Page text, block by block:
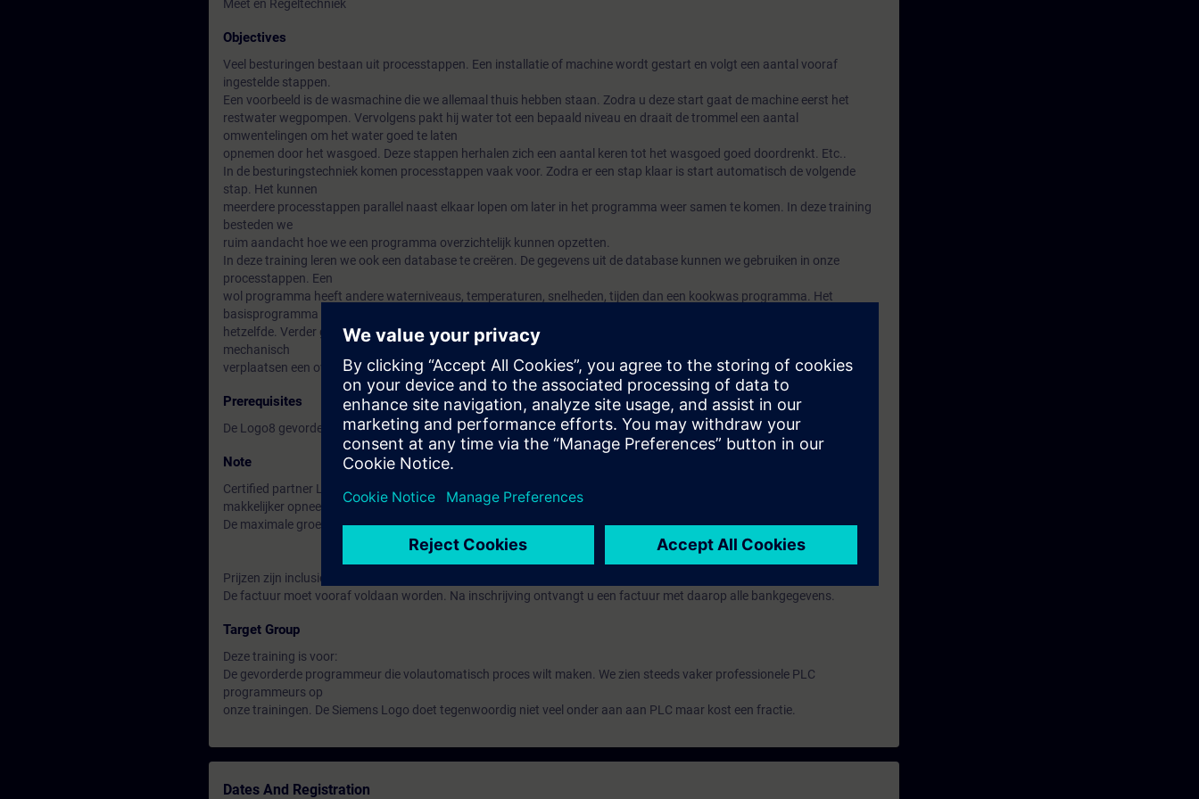
Meet en Regeltechniek
Objectives
Veel besturingen bestaan uit processtappen. Een installatie of machine wordt gestart en volgt een aantal vooraf
ingestelde stappen.
Een voorbeeld is de wasmachine die we allemaal thuis hebben staan. Zodra u deze start gaat de machine eerst het
restwater wegpompen. Vervolgens pakt hij water tot een bepaald niveau en draait de trommel een aantal
omwentelingen om het water goed te laten
opnemen door het wasgoed. Deze stappen herhalen zich een aantal keren tot het wasgoed goed doordrenkt. Etc..
In de besturingstechniek komen processtappen vaak voor. Zodra er een stap klaar is start automatisch de volgende
stap. Het kunnen
meerdere processtappen parallel naast elkaar lopen om later in het programma weer samen te komen. In deze training
besteden we
ruim aandacht hoe we een programma overzichtelijk kunnen opzetten.
In deze training leren we ook een database te creëren. De gegevens uit de database kunnen we gebruiken in onze
processtappen. Een
wol programma heeft andere waterniveaus, temperaturen, snelheden, tijden dan een kookwas programma. Het
basisprogramma blijft
hetzelfde. Verder gaan we een stukje meet en regeltechniek toepassen. Dit gebruiken we om bij verwarmen, koelen en
mechanisch
verplaatsen een overshoot te vermijden.
Prerequisites
De Logo8 gevorderden opleiding of voldoende aantoonbare ervaring.
Note
Certified partner Logo8 in Made beschikt over een groot aantal praktijkgerichte opdrachten zodat u de leerstof
makkelijker opneemt en begrijpt.
De maximale groepsgrootte is 4 personen waardoor u veel persoonlijke aandacht krijgt.
Prijzen zijn inclusief koffie / thee en lunch.
De factuur moet vooraf voldaan worden. Na inschrijving ontvangt u een factuur met daarop alle bankgegevens.
Target Group
Deze training is voor:
De gevorderde programmeur die volautomatisch proces wilt maken. We zien steeds vaker professionele PLC
programmeurs op
onze trainingen. De Siemens Logo doet tegenwoordig niet veel onder aan aan PLC maar kost een fractie.
Dates And Registration